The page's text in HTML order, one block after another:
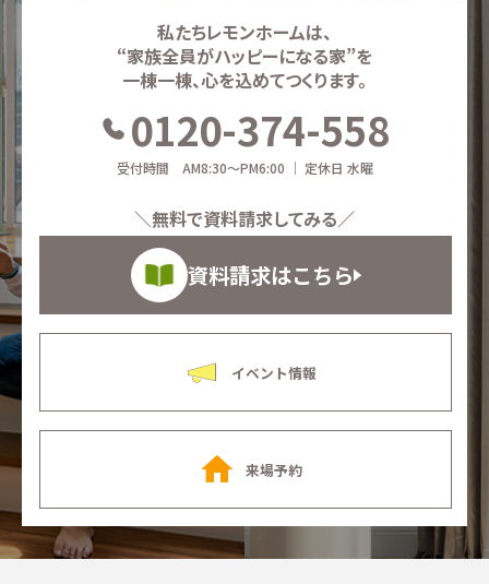
私たちレモンホームは、
“家族全員がハッピーになる家”を
一棟一棟、心を込めてつくります。
0120-374-558
受付時間 AM8:30～PM6:00 ｜ 定休日 水曜
＼無料で資料請求してみる／
資料請求はこちら
イベント情報
来場予約